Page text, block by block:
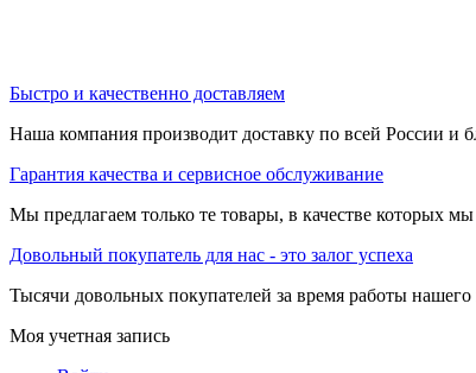
Быстро и качественно доставляем
Наша компания производит доставку по всей России и
Гарантия качества и сервисное обслуживание
Мы предлагаем только те товары, в качестве которых
Довольный покупатель для нас - это залог успеха
Тысячи довольных покупателей за время работы нашего
Моя учетная запись